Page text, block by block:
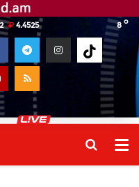
8 o
4.4525